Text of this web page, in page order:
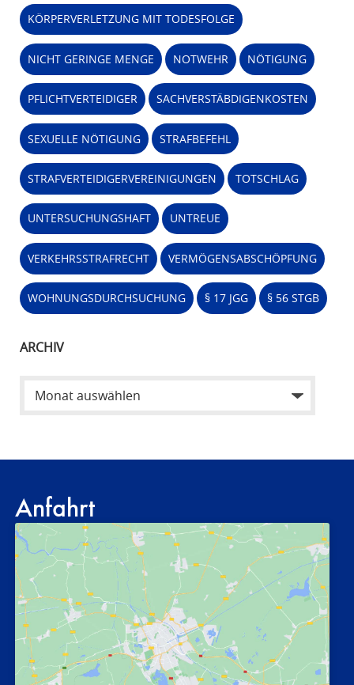
KÖRPERVERLETZUNG MIT TODESFOLGE
NICHT GERINGE MENGE NOTWEHR NÖTIGUNG
PFLICHTVERTEIDIGER SACHVERSTÄBDIGENKOSTEN
SEXUELLE NÖTIGUNG STRAFBEFEHL
STRAFVERTEIDIGERVEREINIGUNGEN TOTSCHLAG
UNTERSUCHUNGSHAFT UNTREUE
VERKEHRSSTRAFRECHT VERMÖGENSABSCHÖPFUNG
WOHNUNGSDURCHSUCHUNG § 17 JGG § 56 STGB
ARCHIV
Anfahrt